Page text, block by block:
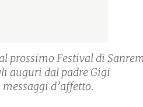
prossimo Festival di
auguri dal padre Gigi
d’affetto.